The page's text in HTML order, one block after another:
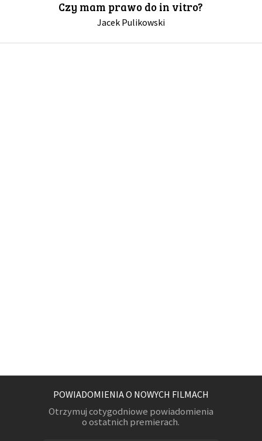
Czy mam prawo do in vitro?
Jacek Pulikowski
POWIADOMIENIA O NOWYCH FILMACH
Otrzymuj cotygodniowe powiadomienia
o ostatnich premierach.